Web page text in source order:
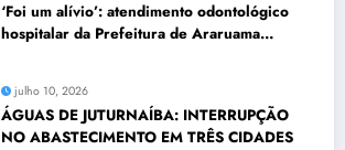
‘Foi um alívio’: atendimento odontológico
hospitalar da Prefeitura de Araruama
julho 10, 2026
ÁGUAS DE JUTURNAÍBA: INTERRUPÇÃO
NO ABASTECIMENTO EM TRÊS CIDADES